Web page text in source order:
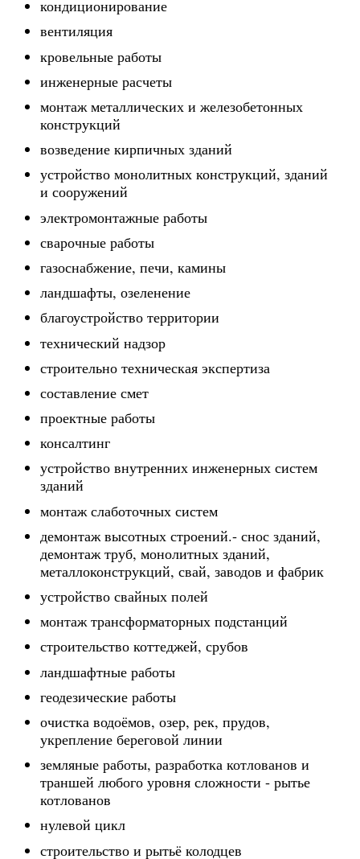
кондиционирование
вентиляция
кровельные работы
инженерные расчеты
монтаж металлических и железобетонных
конструкций
возведение кирпичных зданий
устройство монолитных конструкций, зданий
и сооружений
электромонтажные работы
сварочные работы
газоснабжение, печи, камины
ландшафты, озеленение
благоустройство территории
технический надзор
строительно техническая экспертиза
составление смет
проектные работы
консалтинг
устройство внутренних инженерных систем
зданий
монтаж слаботочных систем
демонтаж высотных строений.- снос зданий,
демонтаж труб, монолитных зданий,
металлоконструкций, свай, заводов и фабрик
устройство свайных полей
монтаж трансформаторных подстанций
строительство коттеджей, срубов
ландшафтные работы
геодезические работы
очистка водоёмов, озер, рек, прудов,
укрепление береговой линии
земляные работы, разработка котлованов и
траншей любого уровня сложности - рытье
котлованов
нулевой цикл
строительство и рытьё колодцев